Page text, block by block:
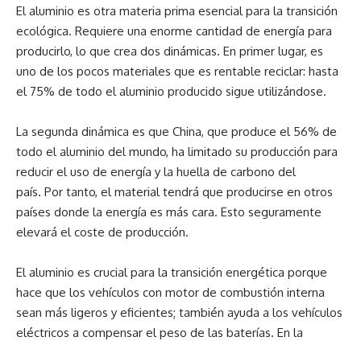
El aluminio es otra materia prima esencial para la transición
ecológica. Requiere una enorme cantidad de energía para
producirlo, lo que crea dos dinámicas. En primer lugar, es
uno de los pocos materiales que es rentable reciclar: hasta
el 75% de todo el aluminio producido sigue utilizándose.
La segunda dinámica es que China, que produce el 56% de
todo el aluminio del mundo, ha limitado su producción para
reducir el uso de energía y la huella de carbono del
país. Por tanto, el material tendrá que producirse en otros
países donde la energía es más cara. Esto seguramente
elevará el coste de producción.
El aluminio es crucial para la transición energética porque
hace que los vehículos con motor de combustión interna
sean más ligeros y eficientes; también ayuda a los vehículos
eléctricos a compensar el peso de las baterías. En la